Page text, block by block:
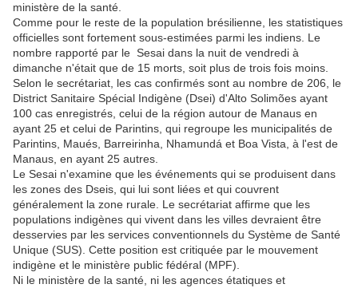
ministère de la santé.
Comme pour le reste de la population brésilienne, les statistiques
officielles sont fortement sous-estimées parmi les indiens. Le
nombre rapporté par le Sesai dans la nuit de vendredi à
dimanche n'était que de 15 morts, soit plus de trois fois moins.
Selon le secrétariat, les cas confirmés sont au nombre de 206, le
District Sanitaire Spécial Indigène (Dsei) d'Alto Solimões ayant
100 cas enregistrés, celui de la région autour de Manaus en
ayant 25 et celui de Parintins, qui regroupe les municipalités de
Parintins, Maués, Barreirinha, Nhamundá et Boa Vista, à l'est de
Manaus, en ayant 25 autres.
Le Sesai n'examine que les événements qui se produisent dans
les zones des Dseis, qui lui sont liées et qui couvrent
généralement la zone rurale. Le secrétariat affirme que les
populations indigènes qui vivent dans les villes devraient être
desservies par les services conventionnels du Système de Santé
Unique (SUS). Cette position est critiquée par le mouvement
indigène et le ministère public fédéral (MPF).
Ni le ministère de la santé, ni les agences étatiques et